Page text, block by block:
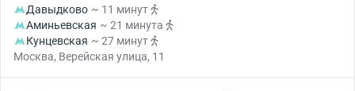
Давыдково ~ 11 минут
Аминьевская ~ 21 минута
Кунцевская ~ 27 минут
Москва, Верейская улица, 11